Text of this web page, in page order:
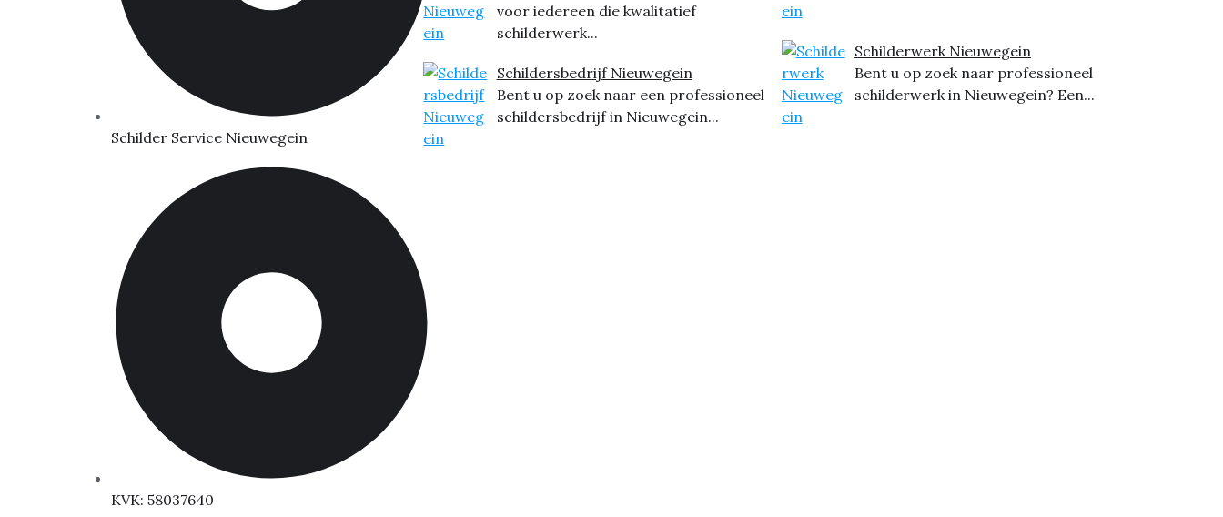
Schilder Service Nieuwegein
KVK: 58037640
voor iedereen die kwalitatief
schilderwerk...
Schildersbedrijf Nieuwegein
Bent u op zoek naar een professioneel
schildersbedrijf in Nieuwegein...
Schilderwerk Nieuwegein
Bent u op zoek naar professioneel
schilderwerk in Nieuwegein? Een...